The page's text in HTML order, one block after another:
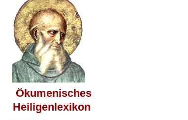
Ökumenisches
Heiligenlexikon